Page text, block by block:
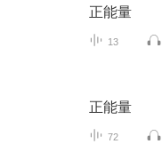
正能量
13
正能量
72